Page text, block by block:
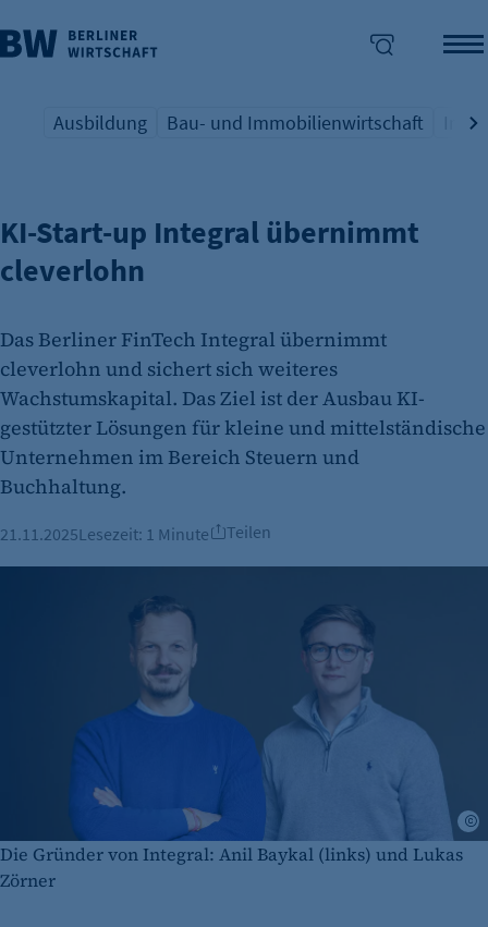
überspringen
Übersicht Schlagwort
Ausbildung
Übersicht Schlagwort
Bau- und Immobilienwirtschaft
BERLINER FINTECH-SZENE
KI-Start-up Integral übernimmt
cleverlohn
Das Berliner FinTech Integral übernimmt
cleverlohn und sichert sich weiteres
Wachstumskapital. Das Ziel ist der Ausbau KI-
gestützter Lösungen für kleine und mittelständische
Unternehmen im Bereich Steuern und
Buchhaltung.
21.11.2025Lesezeit: 1 Minute Teilen
Die Gründer von Integral: Anil Baykal (links) und Lukas
Zörner